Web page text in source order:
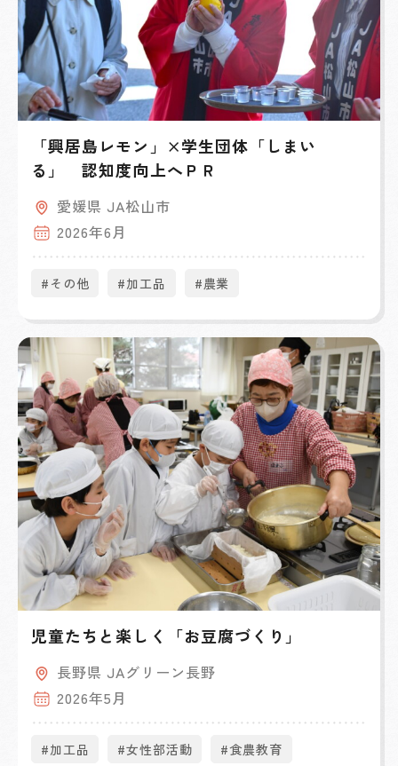
「興居島レモン」×学生団体「しまい
る」 認知度向上へＰＲ
愛媛県 JA松山市
2026年6月
#その他 #加工品 #農業
児童たちと楽しく「お豆腐づくり」
長野県 JAグリーン長野
2026年5月
#加工品 #女性部活動 #食農教育